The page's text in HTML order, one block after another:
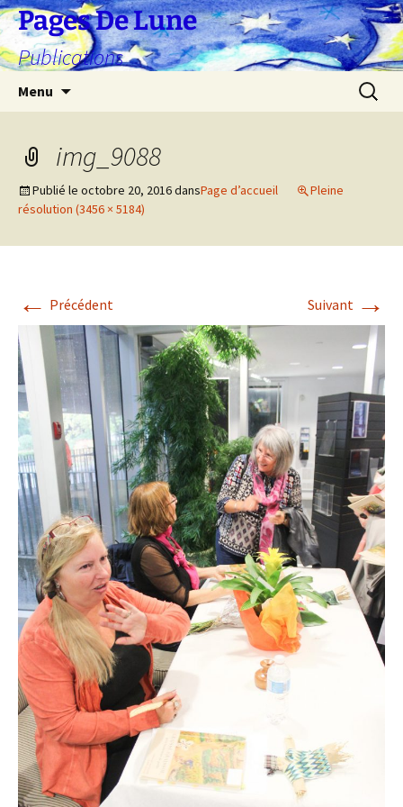
Aller
au
contenu
Pages De Lune
Publications
Menu
img_9088
Publié le octobre 20, 2016dansPage d’accueil
Pleine
résolution (3456 × 5184)
← Précédent Suivant →